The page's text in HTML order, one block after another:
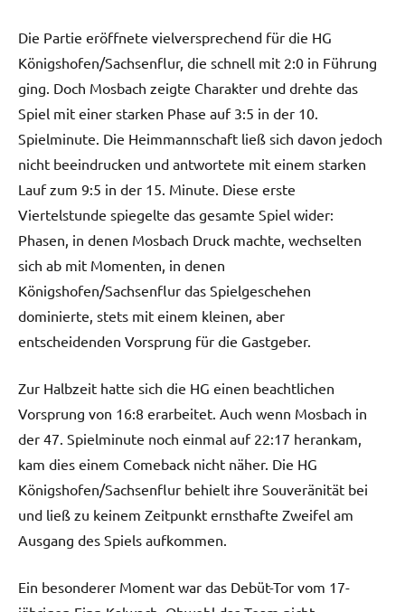
Die Partie eröffnete vielversprechend für die HG
Königshofen/Sachsenflur, die schnell mit 2:0 in Führung
ging. Doch Mosbach zeigte Charakter und drehte das
Spiel mit einer starken Phase auf 3:5 in der 10.
Spielminute. Die Heimmannschaft ließ sich davon jedoch
nicht beeindrucken und antwortete mit einem starken
Lauf zum 9:5 in der 15. Minute. Diese erste
Viertelstunde spiegelte das gesamte Spiel wider:
Phasen, in denen Mosbach Druck machte, wechselten
sich ab mit Momenten, in denen
Königshofen/Sachsenflur das Spielgeschehen
dominierte, stets mit einem kleinen, aber
entscheidenden Vorsprung für die Gastgeber.
Zur Halbzeit hatte sich die HG einen beachtlichen
Vorsprung von 16:8 erarbeitet. Auch wenn Mosbach in
der 47. Spielminute noch einmal auf 22:17 herankam,
kam dies einem Comeback nicht näher. Die HG
Königshofen/Sachsenflur behielt ihre Souveränität bei
und ließ zu keinem Zeitpunkt ernsthafte Zweifel am
Ausgang des Spiels aufkommen.
Ein besonderer Moment war das Debüt-Tor vom 17-